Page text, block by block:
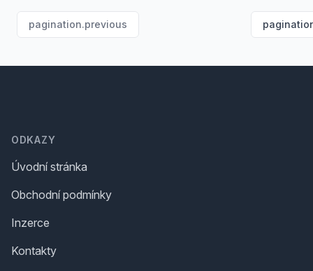
pagination.previous
ODKAZY
Úvodní stránka
Obchodní podmínky
Inzerce
Kontakty